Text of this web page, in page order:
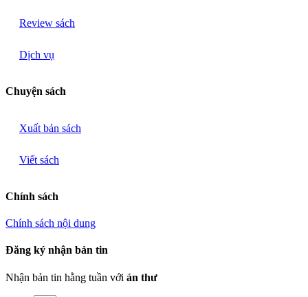
Review sách
Dịch vụ
Chuyện sách
Xuất bản sách
Viết sách
Chính sách
Chính sách nội dung
Đăng ký nhận bản tin
Nhận bản tin hằng tuần với án thư